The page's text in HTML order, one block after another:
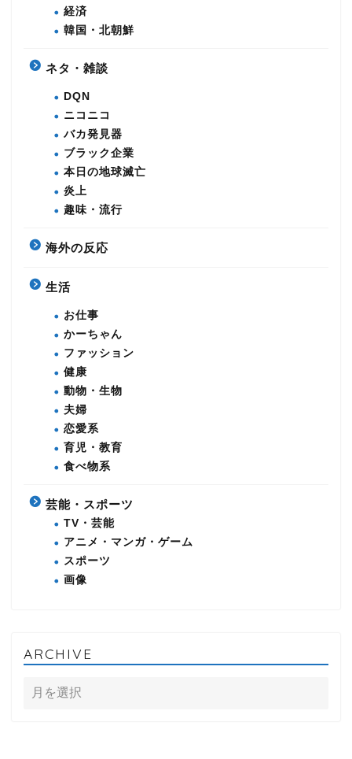
経済
韓国・北朝鮮
ネタ・雑談
DQN
ニコニコ
バカ発見器
ブラック企業
本日の地球滅亡
炎上
趣味・流行
海外の反応
生活
お仕事
かーちゃん
ファッション
健康
動物・生物
夫婦
恋愛系
育児・教育
食べ物系
芸能・スポーツ
TV・芸能
アニメ・マンガ・ゲーム
スポーツ
画像
ARCHIVE